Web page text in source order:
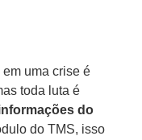
uma crise é
toda luta é
do
do TMS, isso